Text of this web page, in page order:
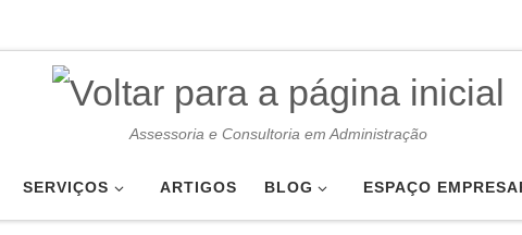
Assessoria e Consultoria em Administração
SERVIÇOS ARTIGOS BLOG ESPAÇO